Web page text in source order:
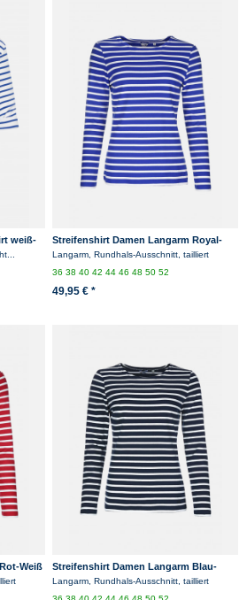
weiß-
Streifenshirt Damen Langarm Royal-
Weiß Gestreift Ringelshirt
Langarm, Rundhals-Ausschnitt, tailliert
363840424446485052
49,95 € *
Weiß
Streifenshirt Damen Langarm Blau-
Weiß Gestreift Ringelshirt
Langarm, Rundhals-Ausschnitt, tailliert